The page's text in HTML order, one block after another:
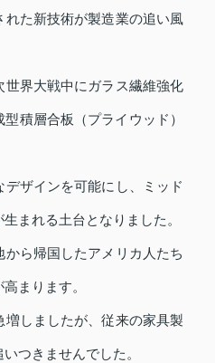
れた新技術が製造業の追い風
世界大戦中にガラス繊維強化
積層合板（プライウッド）
ザインを可能にし、ミッド
まれる土台となりました。
から帰国したアメリカ人たち
まります。
しましたが、従来の家具製
つきませんでした。